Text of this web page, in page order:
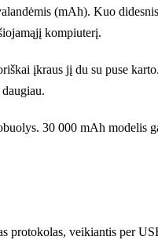
(mAh). Kuo
kompiuterį.
įkraus jį du su puse
30 000 mAh modelis
protokolas, veikiantis per